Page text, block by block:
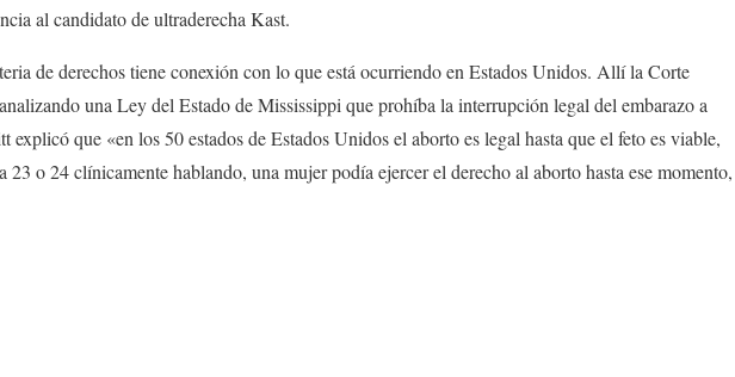
al candidato de ultraderecha Kast.
de derechos tiene conexión con lo que está ocurriendo en Estados Unidos. Allí la Corte
una Ley del Estado de Mississippi que prohíba la interrupción legal del embarazo a
explicó que «en los 50 estados de Estados Unidos el aborto es legal hasta que el feto es viable,
23 o 24 clínicamente hablando, una mujer podía ejercer el derecho al aborto hasta ese momento,